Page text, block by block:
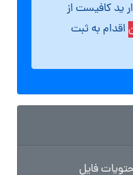
ید کافیست از
اقدام به ثبت
فایل